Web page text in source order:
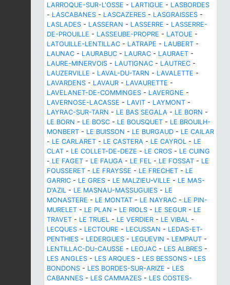
LARROQUE-SUR-L'OSSE - LARTIGUE - LASBORDES
- LASCABANES - LASCAZERES - LASGRAISSES -
LASLADES - LASSERAN - LASSERRE - LASSERRE-
DE-PROUILLE - LASSEUBE-PROPRE - LATOUE -
LATOUILLE-LENTILLAC - LATRAPE - LAUBERT -
LAUNAC - LAURABUC - LAURAC - LAURAET -
LAURE-MINERVOIS - LAUTIGNAC - LAUTREC -
LAUZERVILLE - LAVAL-DU-TARN - LAVALETTE -
LAVARDENS - LAVAUR - LAVAURETTE -
LAVELANET-DE-COMMINGES - LAVERGNE -
LAVERNOSE-LACASSE - LAVIT - LAYMONT -
LAYRAC-SUR-TARN - LE BAS SEGALA - LE BORN -
LE BORN - LE BOSC - LE BOUSQUET - LE BROUILH-
MONBERT - LE BUISSON - LE BURGAUD - LE CAILAR
- LE CARLARET - LE CASTERA - LE CAYROL - LE
CLAT - LE COLLET-DE-DEZE - LE CROS - LE CUING
- LE FAGET - LE FAUGA - LE FEL - LE FOSSAT - LE
FOUSSERET - LE FRAYSSE - LE FRECHET - LE
GARRIC - LE GRES - LE MALZIEU-VILLE - LE MAS-
D'AZIL - LE MASNAU-MASSUGUIES - LE
MONASTERE - LE MONTAT - LE NAYRAC - LE PIN-
MURELET - LE PLAN - LE RIOLS - LE SEGUR - LE
TRAVET - LE TRUEL - LE VERDIER - LE VIBAL -
LECQUES - LECTOURE - LECUSSAN - LEDAS-ET-
PENTHIES - LEDERGUES - LEGUEVIN - LEMPAUT -
LENTILLAC-DU-CAUSSE - LEOJAC - LES ALBRES -
LES ANGLES - LES ARQUES - LES BESSONS - LES
BONDONS - LES BORDES-SUR-ARIZE - LES
CABANNES - LES CAMMAZES - LES COSTES-